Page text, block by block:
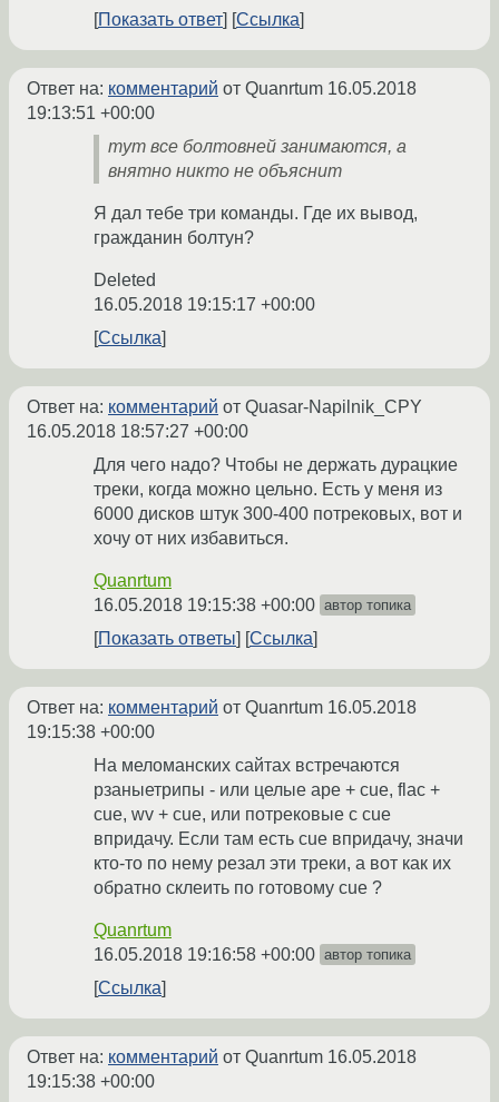
Показать ответ Ссылка
Ответ на: комментарий от Quanrtum 16.05.2018
19:13:51 +00:00
тут все болтовней занимаются, а
внятно никто не объяснит
Я дал тебе три команды. Где их вывод,
гражданин болтун?
Deleted
16.05.2018 19:15:17 +00:00
Ссылка
Ответ на: комментарий от Quasar-Napilnik_CPY
16.05.2018 18:57:27 +00:00
Для чего надо? Чтобы не держать дурацкие
треки, когда можно цельно. Есть у меня из
6000 дисков штук 300-400 потрековых, вот и
хочу от них избавиться.
Quanrtum
16.05.2018 19:15:38 +00:00 автор топика
Показать ответы Ссылка
Ответ на: комментарий от Quanrtum 16.05.2018
19:15:38 +00:00
На меломанских сайтах встречаются
рзаныетрипы - или целые ape + cue, flac +
cue, wv + cue, или потрековые с cue
впридачу. Если там есть cue впридачу, значи
кто-то по нему резал эти треки, а вот как их
обратно склеить по готовому cue ?
Quanrtum
16.05.2018 19:16:58 +00:00 автор топика
Ссылка
Ответ на: комментарий от Quanrtum 16.05.2018
19:15:38 +00:00